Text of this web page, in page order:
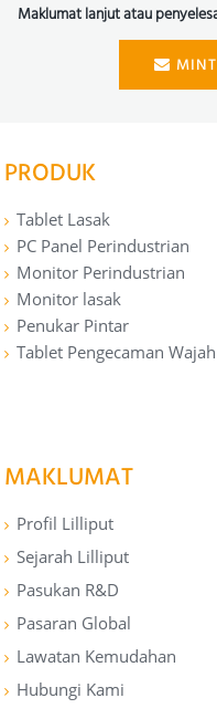
Maklumat lanjut atau
PRODUK
Tablet Lasak
PC Panel Perindustrian
Monitor Perindustrian
Monitor lasak
Penukar Pintar
Tablet Pengecaman Wajah
MAKLUMAT
Profil Lilliput
Sejarah Lilliput
Pasukan R&D
Pasaran Global
Lawatan Kemudahan
Hubungi Kami